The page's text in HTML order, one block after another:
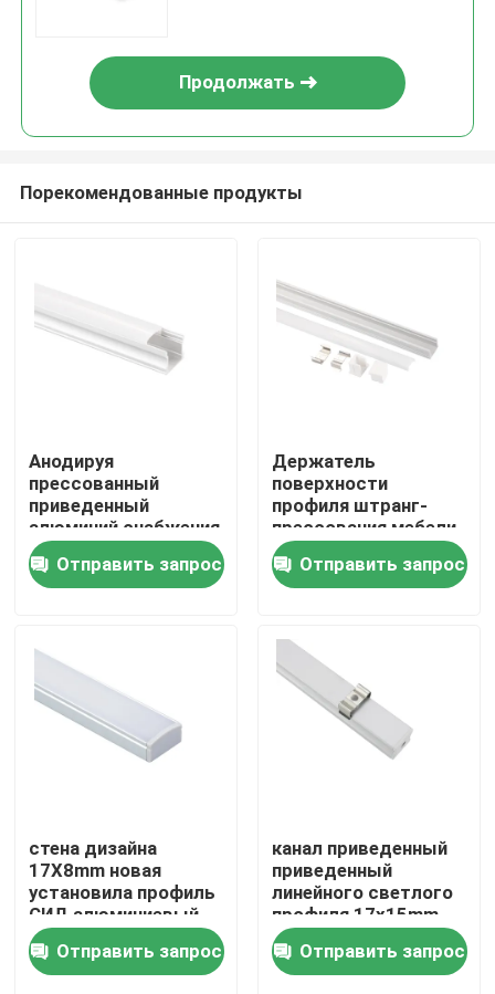
Дом
Продукты
Путешествие фабрики
Проверка качества
Новости
Поверхностный установленный профиль СИД
Продолжать
Порекомендованные продукты
Анодируя
прессованный
приведенный
алюминий снабжения
жилищем освещающ
поверхность
профиля установил
Отправить запрос
Держатель
поверхности
профиля штранг-
прессования мебели
сплава Heatsink
алюминиевый привел
линейный свет
Отправить запрос
стена дизайна
17X8mm новая
установила профиль
СИД алюминиевый
для освещения кухни
Отправить запрос
канал приведенный
приведенный
линейного светлого
профиля 17x15mm
жилой
поверхностный
установленный
Отправить запрос